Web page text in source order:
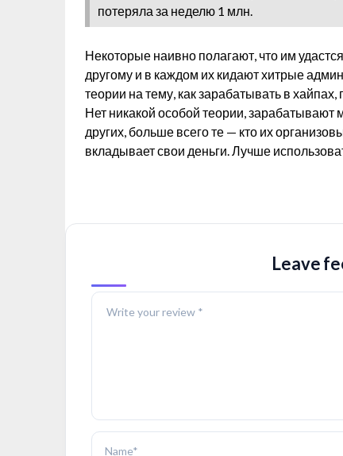
потеряла за неделю 1 млн.
Некоторые наивно полагают, что им
другому и в каждом их кидают хитрые
теории на тему, как зарабатывать в
Нет никакой особой теории,
других, больше всего те — кто их
вкладывает свои деньги. Лучше
Leave